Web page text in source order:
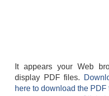
It appears your Web
display PDF files.
here to download the PDF